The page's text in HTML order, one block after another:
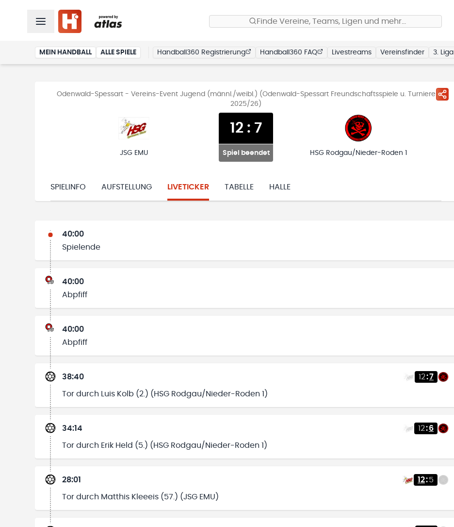
Finde Vereine, Teams, Ligen und mehr…
MEIN HANDBALL ALLE SPIELE Handball360 Registrierung Handball360 FAQ Livestreams Vereinsfinder 3. Liga
Odenwald-Spessart - Vereins-Event Jugend (männl./weibl.) (Odenwald-Spessart Freundschaftsspiele u. Turniere
2025/26)
JSG EMU
12 : 7
Spiel beendet HSG Rodgau/Nieder-Roden 1
SPIELINFO AUFSTELLUNG LIVETICKER TABELLE HALLE
40:00
Spielende
40:00
Abpfiff
40:00
Abpfiff
38:40 12:7
Tor durch Luis Kolb (2.) (HSG Rodgau/Nieder-Roden 1)
34:14 12:6
Tor durch Erik Held (5.) (HSG Rodgau/Nieder-Roden 1)
28:01 12:5
Tor durch Matthis Kleeeis (57.) (JSG EMU)